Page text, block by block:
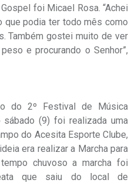
foi Micael Rosa. “Achei
que podia ter todo mês como
Também gostei muito de ver
e procurando o Senhor”,
do 2º Festival de Música
(9) foi realizada uma
do Acesita Esporte Clube,
era realizar a Marcha para
chuvoso a marcha foi
que saiu do local de